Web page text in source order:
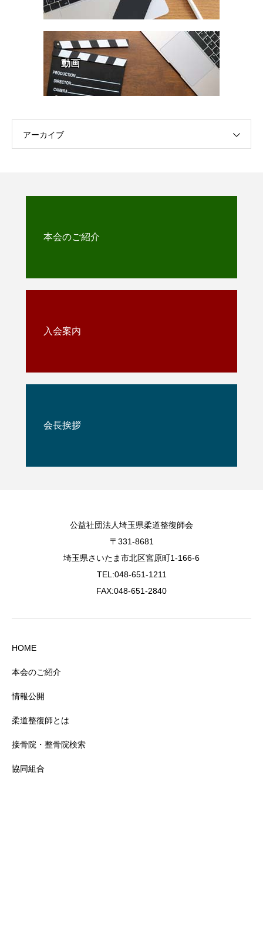
動画
アーカイブ
本会のご紹介
入会案内
会長挨拶
公益社団法人埼玉県柔道整復師会
〒331-8681
埼玉県さいたま市北区宮原町1-166-6
TEL:048-651-1211
FAX:048-651-2840
HOME
本会のご紹介
情報公開
柔道整復師とは
接骨院・整骨院検索
協同組合